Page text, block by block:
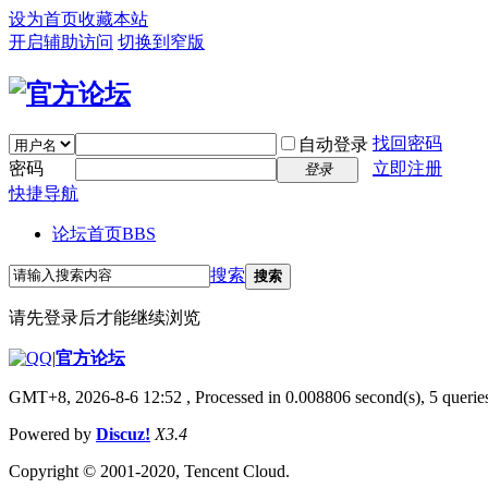
设为首页收藏本站
开启辅助访问 切换到窄版
自动登录 找回密码
密码
登录
立即注册
快捷导航
论坛首页BBS
搜索 搜索
请先登录后才能继续浏览
|官方论坛
GMT+8, 2026-8-6 12:52 , Processed in 0.008806 second(s), 5
Powered by Discuz! X3.4
Copyright © 2001-2020, Tencent Cloud.